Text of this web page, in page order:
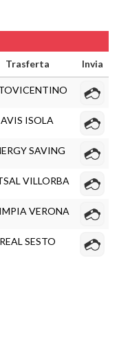
Trasferta Invia
AVIS ISOLA
SAVING
VILLORBA
VERONA
REAL SESTO